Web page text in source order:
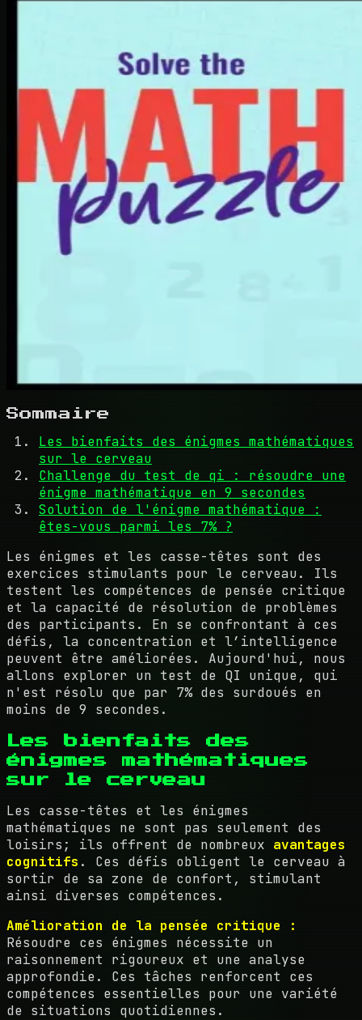
Sommaire
Les bienfaits des énigmes mathématiques
sur le cerveau
Challenge du test de qi : résoudre une
énigme mathématique en 9 secondes
Solution de l'énigme mathématique :
êtes-vous parmi les 7% ?
Les énigmes et les casse-têtes sont des
exercices stimulants pour le cerveau. Ils
testent les compétences de pensée critique
et la capacité de résolution de problèmes
des participants. En se confrontant à ces
défis, la concentration et l’intelligence
peuvent être améliorées. Aujourd'hui, nous
allons explorer un test de QI unique, qui
n'est résolu que par 7% des surdoués en
moins de 9 secondes.
Les bienfaits des
énigmes mathématiques
sur le cerveau
Les casse-têtes et les énigmes
mathématiques ne sont pas seulement des
loisirs; ils offrent de nombreux avantages
cognitifs . Ces défis obligent le cerveau à
sortir de sa zone de confort, stimulant
ainsi diverses compétences.
Amélioration de la pensée critique :
Résoudre ces énigmes nécessite un
raisonnement rigoureux et une analyse
approfondie. Ces tâches renforcent ces
compétences essentielles pour une variété
de situations quotidiennes.